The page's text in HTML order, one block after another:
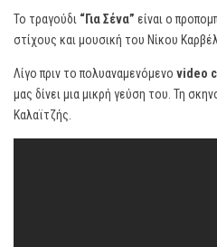
Το τραγούδι “Για Σένα” είναι ο
στίχους και μουσική του Νίκου
Λίγο πριν το πολυαναμενόμενο video
μας δίνει μια μικρή γεύση του. Τη
Καλαϊτζής.